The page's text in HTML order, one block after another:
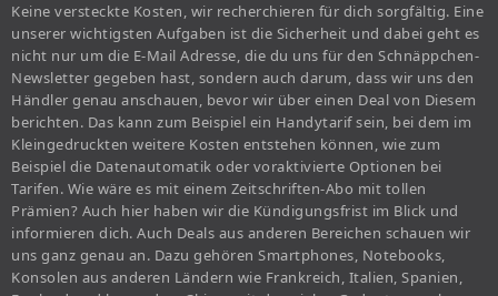
Keine versteckte Kosten, wir recherchieren für dich sorgfältig. Eine
unserer wichtigsten Aufgaben ist die Sicherheit und dabei geht es
nicht nur um die E-Mail Adresse, die du uns für den Schnäppchen-
Newsletter gegeben hast, sondern auch darum, dass wir uns den
Händler genau anschauen, bevor wir über einen Deal von Diesem
berichten. Das kann zum Beispiel ein Handytarif sein, bei dem im
Kleingedruckten weitere Kosten entstehen können, wie zum
Beispiel die Datenautomatik oder voraktivierte Optionen bei
Tarifen. Wie wäre es mit einem Zeitschriften-Abo mit tollen
Prämien? Auch hier haben wir die Kündigungsfrist im Blick und
informieren dich. Auch Deals aus anderen Bereichen schauen wir
uns ganz genau an. Dazu gehören Smartphones, Notebooks,
Konsolen aus anderen Ländern wie Frankreich, Italien, Spanien,